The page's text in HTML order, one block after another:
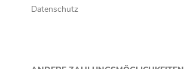
Datenschutz